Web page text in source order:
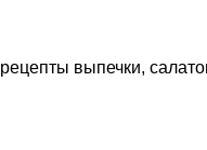
рецепты выпечки,